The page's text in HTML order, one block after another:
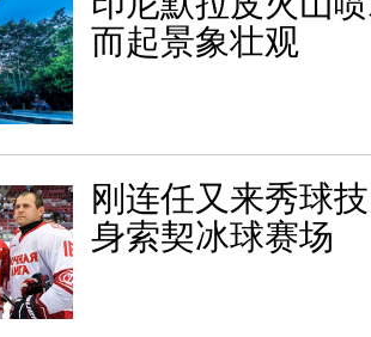
而起景象壮观
刚连任又来秀球
身索契冰球赛场